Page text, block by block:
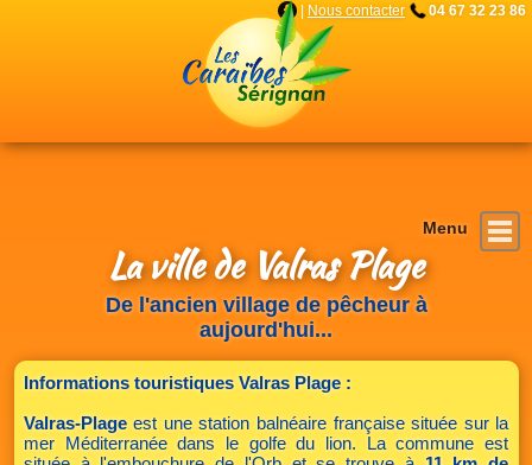
Nous contacter 04 67 32 23 86
Accueil
La résidence
Les appartements
La Villa
Nos services
Loisirs & environnement
Nous contacter
La ville de Valras Plage
De l'ancien village de pêcheur à
aujourd'hui...
Informations touristiques Valras Plage :
Valras-Plageest une station balnéaire française située sur la
mer Méditerranée dans le golfe du lion. La commune est